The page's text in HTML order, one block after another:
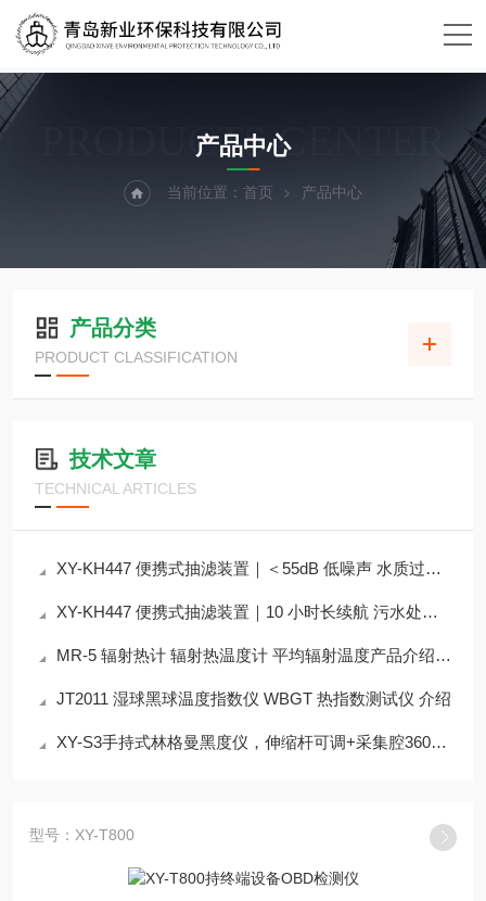
PRODUCTS CENTER
产品中心
当前位置： 首页 产品中心
产品分类
PRODUCT CLASSIFICATION
技术文章
TECHNICAL ARTICLES
XY-KH447 便携式抽滤装置｜＜55dB 低噪声 水质过滤实验室外场设备介绍
XY-KH447 便携式抽滤装置｜10 小时长续航 污水处理厂水样现场前处理方案
MR-5 辐射热计 辐射热温度计 平均辐射温度产品介绍测量仪
JT2011 湿球黑球温度指数仪 WBGT 热指数测试仪 介绍
XY-S3手持式林格曼黑度仪，伸缩杆可调+采集腔360°旋转
型号：XY-T800